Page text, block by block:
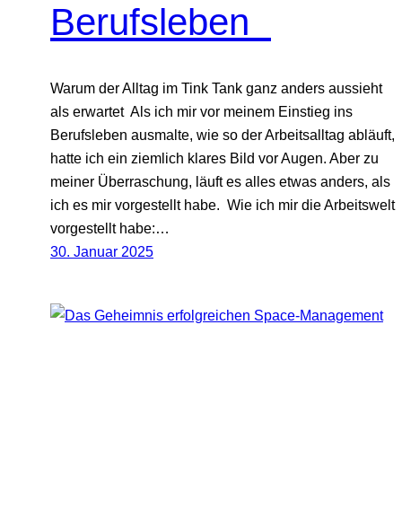
Berufsleben
Warum der Alltag im Tink Tank ganz anders aussieht
als erwartet Als ich mir vor meinem Einstieg ins
Berufsleben ausmalte, wie so der Arbeitsalltag abläuft,
hatte ich ein ziemlich klares Bild vor Augen. Aber zu
meiner Überraschung, läuft es alles etwas anders, als
ich es mir vorgestellt habe. Wie ich mir die Arbeitswelt
vorgestellt habe:…
30. Januar 2025